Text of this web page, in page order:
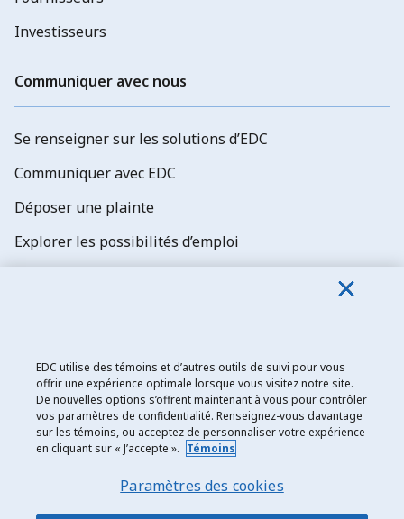
Investisseurs
Communiquer avec nous
Se renseigner sur les solutions d’EDC
Communiquer avec EDC
Déposer une plainte
Explorer les possibilités d’emploi
Exportation et développement Canada
Énoncé de confidentialité
EDC utilise des témoins et d’autres outils de suivi pour vous
offrir une expérience optimale lorsque vous visitez notre site.
De nouvelles options s’offrent maintenant à vous pour contrôler
vos paramètres de confidentialité. Renseignez-vous davantage
sur les témoins, ou acceptez de personnaliser votre expérience
en cliquant sur « J’accepte ». Témoins
Paramètres des cookies